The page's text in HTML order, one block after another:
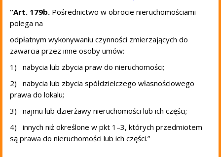
“Art. 179b. Pośrednictwo w obrocie nieruchomościami
polega na
odpłatnym wykonywaniu czynności zmierzających do
zawarcia przez inne osoby umów:
1) nabycia lub zbycia praw do nieruchomości;
2) nabycia lub zbycia spółdzielczego własnościowego
prawa do lokalu;
3) najmu lub dzierżawy nieruchomości lub ich części;
4) innych niż określone w pkt 1–3, których przedmiotem
są prawa do nieruchomości lub ich części.”